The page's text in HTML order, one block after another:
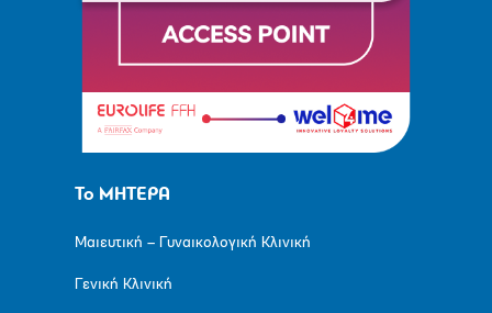
Το ΜΗΤΕΡΑ
Μαιευτική – Γυναικολογική Κλινική
Γενική Κλινική